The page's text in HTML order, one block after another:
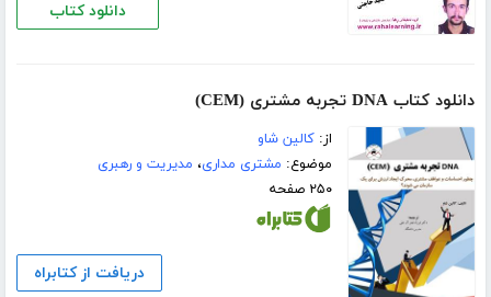
دانلود کتاب
دانلود کتاب DNA تجربه مشتری (CEM)
از:کالین شاو
موضوع: مشتری مداری، مدیریت و رهبری
۲۵۰ صفحه
دریافت از کتابراه